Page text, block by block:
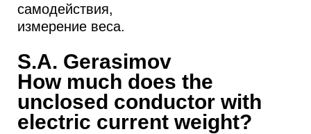
самодействия,
измерение веса.
S.A. Gerasimov
How much does the
unclosed conductor with
electric current weight?